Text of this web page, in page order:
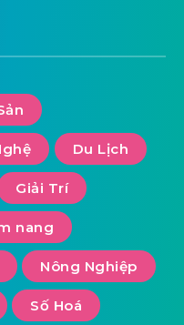
Du Lịch
Giải Trí
nang
Nông Nghiệp
Số Hoá